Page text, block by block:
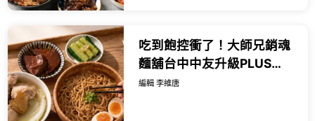
吃到飽控衝了！大師兄銷魂
麵舖台中中友升級PLUS
店，新湯品加碼開吃限量肉
編輯 李維唐